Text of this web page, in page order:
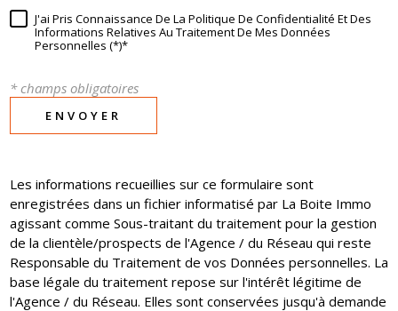
J'ai Pris Connaissance De La Politique De Confidentialité Et Des
Informations Relatives Au Traitement De Mes Données
Personnelles (*)*
* champs obligatoires
ENVOYER
Les informations recueillies sur ce formulaire sont
enregistrées dans un fichier informatisé par La Boite Immo
agissant comme Sous-traitant du traitement pour la gestion
de la clientèle/prospects de l'Agence / du Réseau qui reste
Responsable du Traitement de vos Données personnelles. La
base légale du traitement repose sur l'intérêt légitime de
l'Agence / du Réseau. Elles sont conservées jusqu'à demande